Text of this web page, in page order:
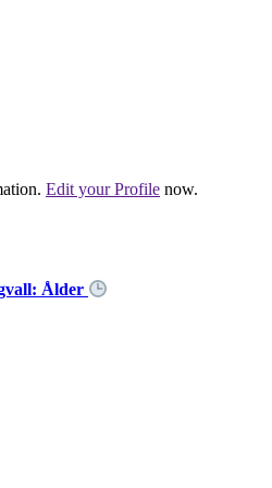
Edit your Profile now.
Ålder